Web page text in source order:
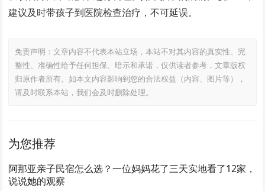
建议及时带孩子到医院检查治疗，不可延误。
免责声明：文章内容不代表本站立场，本站不对其内容的真实性、完
整性、准确性给予任何担保、暗示和承诺，仅供读者参考，文章版权
归原作者所有。如本文内容影响到您的合法权益（内容、图片等），
请及时联系本站，我们会及时删除处理。
为您推荐
阿那亚亲子民宿怎么选？一位妈妈花了三天实地看了12家，
说说她的观察